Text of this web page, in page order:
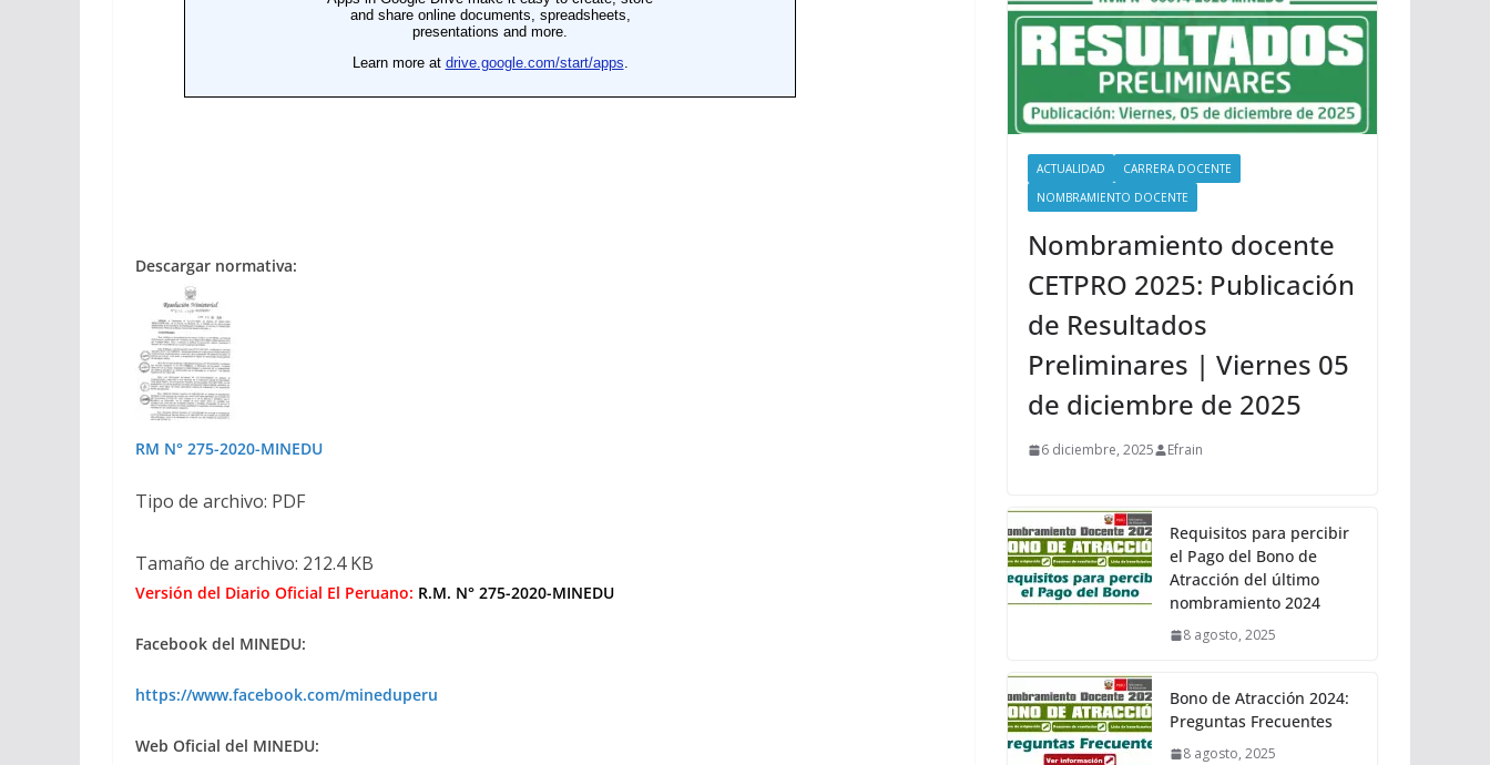
Descargar normativa:
RM N° 275-2020-MINEDU
Tipo de archivo: PDF
Tamaño de archivo: 212.4 KB
Versión del Diario Oficial El Peruano: R.M. N° 275-2020-MINEDU
Facebook del MINEDU:
https://www.facebook.com/mineduperu
Web Oficial del MINEDU:
ACTUALIDAD
CARRERA DOCENTE
NOMBRAMIENTO DOCENTE
Nombramiento docente
CETPRO 2025: Publicación
de Resultados
Preliminares | Viernes 05
de diciembre de 2025
6 diciembre, 2025 Efrain
Requisitos para percibir
el Pago del Bono de
Atracción del último
nombramiento 2024
8 agosto, 2025
Bono de Atracción 2024:
Preguntas Frecuentes
8 agosto, 2025